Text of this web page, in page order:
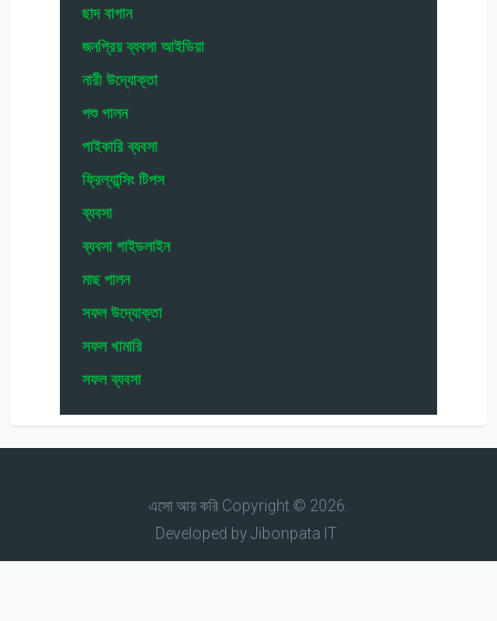
ছাদ বাগান
জনপ্রিয় ব্যবসা আইডিয়া
নারী উদ্যোক্তা
পশু পালন
পাইকারি ব্যবসা
ফ্রিল্যান্সিং টিপস
ব্যবসা
ব্যবসা গাইডলাইন
মাছ পালন
সফল উদ্যোক্তা
সফল খামারি
সফল ব্যবসা
এসো আয় করিCopyright © 2026.
Developed byJibonpata IT